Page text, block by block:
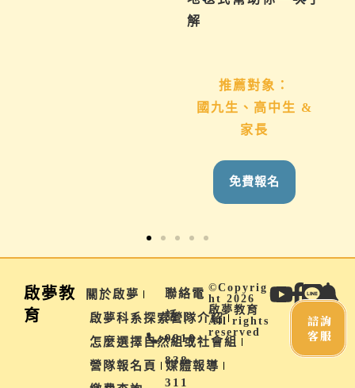
解
推薦對象：
國九生、高中生 &
家長
免費報名
啟夢教
育
關於啟夢
啟夢科系探索營隊介紹
怎麼選擇自然組或社會組
營隊報名頁
媒體報導
聯絡電
話 |
0910-
838-
311
©Copyrig
ht 2026
啟夢教育
All rights
reserved
諮詢
客服